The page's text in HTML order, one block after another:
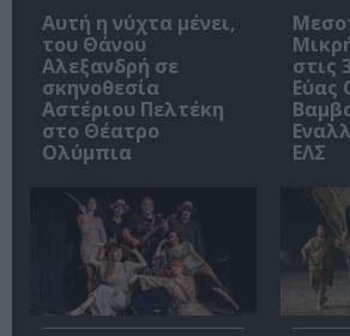
Αυτή η νύχτα μένει,
του Θάνου
Αλεξανδρή σε
σκηνοθεσία
Αστέριου Πελτέκη
στο Θέατρο
Ολύμπια
στις
Εύας
ΕΛΣ